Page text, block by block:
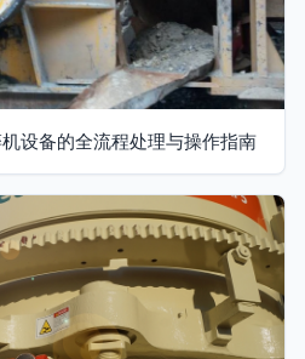
设备的全流程处理与操作指南